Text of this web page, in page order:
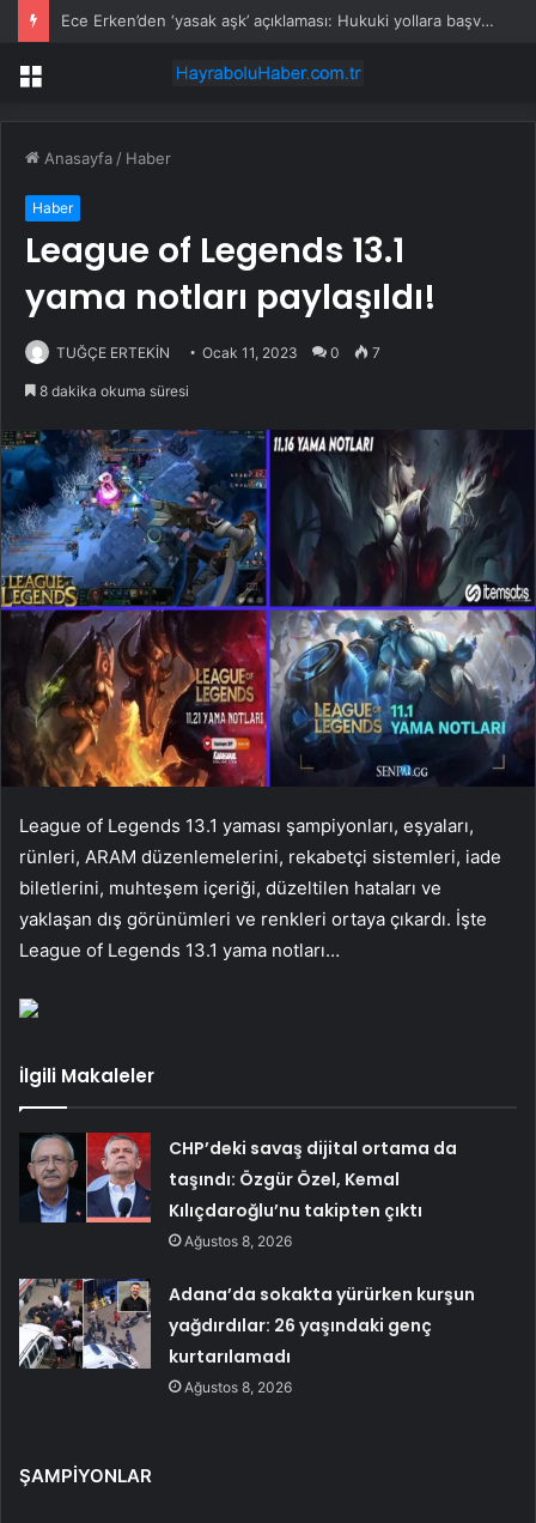
Ece Erken’den ‘yasak aşk’ açıklaması: Hukuki yollara başvuruyor
Menü
Anasayfa / Haber
Haber
League of Legends 13.1
yama notları paylaşıldı!
TUĞÇE ERTEKİN Ocak 11, 2023 0 7
8 dakika okuma süresi
League of Legends 13.1 yaması şampiyonları, eşyaları,
rünleri, ARAM düzenlemelerini, rekabetçi sistemleri, iade
biletlerini, muhteşem içeriği, düzeltilen hataları ve
yaklaşan dış görünümleri ve renkleri ortaya çıkardı. İşte
League of Legends 13.1 yama notları…
İlgili Makaleler
CHP’deki savaş dijital ortama da
taşındı: Özgür Özel, Kemal
Kılıçdaroğlu’nu takipten çıktı
Ağustos 8, 2026
Adana’da sokakta yürürken kurşun
yağdırdılar: 26 yaşındaki genç
kurtarılamadı
Ağustos 8, 2026
ŞAMPİYONLAR